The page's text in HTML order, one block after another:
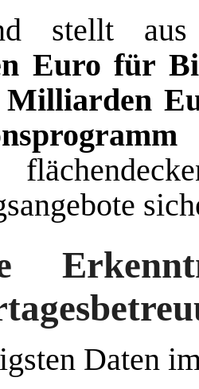
stellt aus
Euro für
Milliarden
Daten